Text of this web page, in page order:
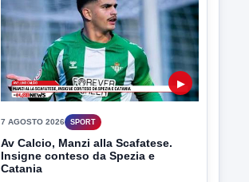
▶
7 AGOSTO 2026 SPORT
Av Calcio, Manzi alla Scafatese.
Insigne conteso da Spezia e
Catania